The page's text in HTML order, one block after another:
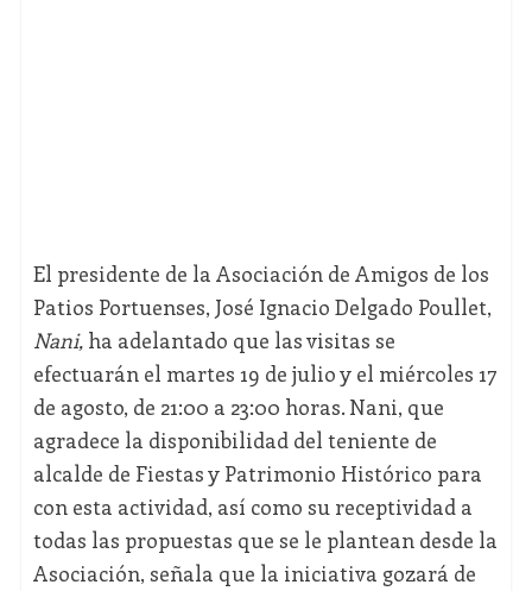
El presidente de la Asociación de Amigos de los
Patios Portuenses, José Ignacio Delgado Poullet,
Nani,ha adelantado que las visitas se
efectuarán el martes 19 de julio y el miércoles 17
de agosto, de 21:00 a 23:00 horas. Nani, que
agradece la disponibilidad del teniente de
alcalde de Fiestas y Patrimonio Histórico para
con esta actividad, así como su receptividad a
todas las propuestas que se le plantean desde la
Asociación, señala que la iniciativa gozará de